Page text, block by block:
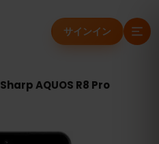
サインイン
Sharp AQUOS R8 Pro